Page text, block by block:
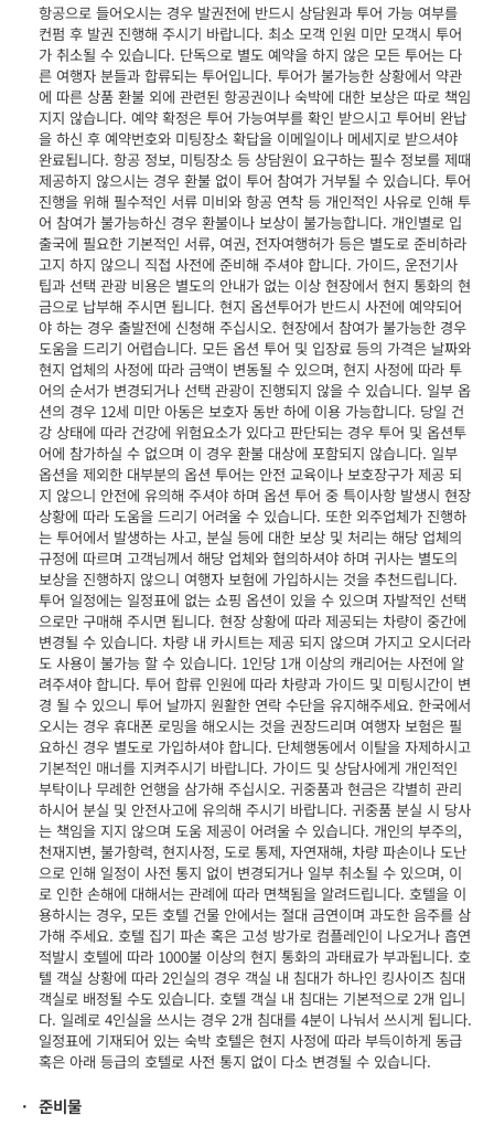
항공으로 들어오시는 경우 발권전에 반드시 상담원과 투어 가능 여부를
컨펌 후 발권 진행해 주시기 바랍니다. 최소 모객 인원 미만 모객시 투어
가 취소될 수 있습니다. 단독으로 별도 예약을 하지 않은 모든 투어는 다
른 여행자 분들과 합류되는 투어입니다. 투어가 불가능한 상황에서 약관
에 따른 상품 환불 외에 관련된 항공권이나 숙박에 대한 보상은 따로 책임
지지 않습니다. 예약 확정은 투어 가능여부를 확인 받으시고 투어비 완납
을 하신 후 예약번호와 미팅장소 확답을 이메일이나 메세지로 받으셔야
완료됩니다. 항공 정보, 미팅장소 등 상담원이 요구하는 필수 정보를 제때
제공하지 않으시는 경우 환불 없이 투어 참여가 거부될 수 있습니다. 투어
진행을 위해 필수적인 서류 미비와 항공 연착 등 개인적인 사유로 인해 투
어 참여가 불가능하신 경우 환불이나 보상이 불가능합니다. 개인별로 입
출국에 필요한 기본적인 서류, 여권, 전자여행허가 등은 별도로 준비하라
고지 하지 않으니 직접 사전에 준비해 주셔야 합니다. 가이드, 운전기사
팁과 선택 관광 비용은 별도의 안내가 없는 이상 현장에서 현지 통화의 현
금으로 납부해 주시면 됩니다. 현지 옵션투어가 반드시 사전에 예약되어
야 하는 경우 출발전에 신청해 주십시오. 현장에서 참여가 불가능한 경우
도움을 드리기 어렵습니다. 모든 옵션 투어 및 입장료 등의 가격은 날짜와
현지 업체의 사정에 따라 금액이 변동될 수 있으며, 현지 사정에 따라 투
어의 순서가 변경되거나 선택 관광이 진행되지 않을 수 있습니다. 일부 옵
션의 경우 12세 미만 아동은 보호자 동반 하에 이용 가능합니다. 당일 건
강 상태에 따라 건강에 위험요소가 있다고 판단되는 경우 투어 및 옵션투
어에 참가하실 수 없으며 이 경우 환불 대상에 포함되지 않습니다. 일부
옵션을 제외한 대부분의 옵션 투어는 안전 교육이나 보호장구가 제공 되
지 않으니 안전에 유의해 주셔야 하며 옵션 투어 중 특이사항 발생시 현장
상황에 따라 도움을 드리기 어려울 수 있습니다. 또한 외주업체가 진행하
는 투어에서 발생하는 사고, 분실 등에 대한 보상 및 처리는 해당 업체의
규정에 따르며 고객님께서 해당 업체와 협의하셔야 하며 귀사는 별도의
보상을 진행하지 않으니 여행자 보험에 가입하시는 것을 추천드립니다.
투어 일정에는 일정표에 없는 쇼핑 옵션이 있을 수 있으며 자발적인 선택
으로만 구매해 주시면 됩니다. 현장 상황에 따라 제공되는 차량이 중간에
변경될 수 있습니다. 차량 내 카시트는 제공 되지 않으며 가지고 오시더라
도 사용이 불가능 할 수 있습니다. 1인당 1개 이상의 캐리어는 사전에 알
려주셔야 합니다. 투어 합류 인원에 따라 차량과 가이드 및 미팅시간이 변
경 될 수 있으니 투어 날까지 원활한 연락 수단을 유지해주세요. 한국에서
오시는 경우 휴대폰 로밍을 해오시는 것을 권장드리며 여행자 보험은 필
요하신 경우 별도로 가입하셔야 합니다. 단체행동에서 이탈을 자제하시고
기본적인 매너를 지켜주시기 바랍니다. 가이드 및 상담사에게 개인적인
부탁이나 무례한 언행을 삼가해 주십시오. 귀중품과 현금은 각별히 관리
하시어 분실 및 안전사고에 유의해 주시기 바랍니다. 귀중품 분실 시 당사
는 책임을 지지 않으며 도움 제공이 어려울 수 있습니다. 개인의 부주의,
천재지변, 불가항력, 현지사정, 도로 통제, 자연재해, 차량 파손이나 도난
으로 인해 일정이 사전 통지 없이 변경되거나 일부 취소될 수 있으며, 이
로 인한 손해에 대해서는 관례에 따라 면책됨을 알려드립니다. 호텔을 이
용하시는 경우, 모든 호텔 건물 안에서는 절대 금연이며 과도한 음주를 삼
가해 주세요. 호텔 집기 파손 혹은 고성 방가로 컴플레인이 나오거나 흡연
적발시 호텔에 따라 1000불 이상의 현지 통화의 과태료가 부과됩니다. 호
텔 객실 상황에 따라 2인실의 경우 객실 내 침대가 하나인 킹사이즈 침대
객실로 배정될 수도 있습니다. 호텔 객실 내 침대는 기본적으로 2개 입니
다. 일례로 4인실을 쓰시는 경우 2개 침대를 4분이 나눠서 쓰시게 됩니다.
일정표에 기재되어 있는 숙박 호텔은 현지 사정에 따라 부득이하게 동급
혹은 아래 등급의 호텔로 사전 통지 없이 다소 변경될 수 있습니다.
· 준비물